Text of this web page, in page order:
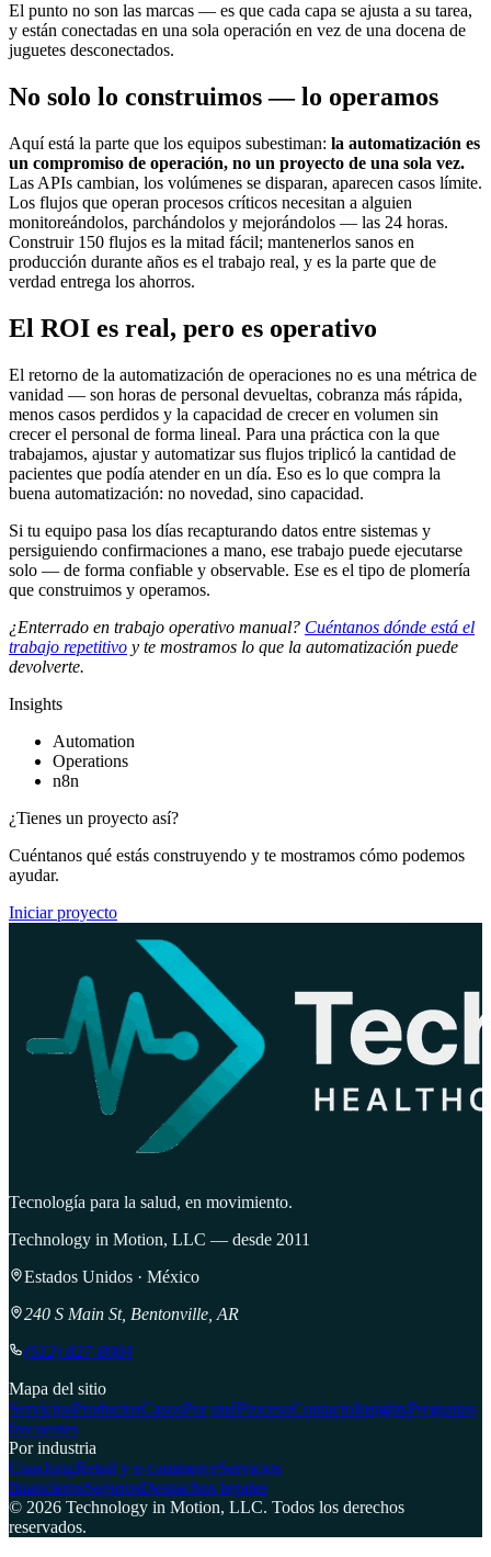
El punto no son las marcas — es que cada capa se ajusta a su tarea,
y están conectadas en una sola operación en vez de una docena de
juguetes desconectados.
No solo lo construimos — lo operamos
Aquí está la parte que los equipos subestiman: la automatización es
un compromiso de operación, no un proyecto de una sola vez.
Las APIs cambian, los volúmenes se disparan, aparecen casos límite.
Los flujos que operan procesos críticos necesitan a alguien
monitoreándolos, parchándolos y mejorándolos — las 24 horas.
Construir 150 flujos es la mitad fácil; mantenerlos sanos en
producción durante años es el trabajo real, y es la parte que de
verdad entrega los ahorros.
El ROI es real, pero es operativo
El retorno de la automatización de operaciones no es una métrica de
vanidad — son horas de personal devueltas, cobranza más rápida,
menos casos perdidos y la capacidad de crecer en volumen sin
crecer el personal de forma lineal. Para una práctica con la que
trabajamos, ajustar y automatizar sus flujos triplicó la cantidad de
pacientes que podía atender en un día. Eso es lo que compra la
buena automatización: no novedad, sino capacidad.
Si tu equipo pasa los días recapturando datos entre sistemas y
persiguiendo confirmaciones a mano, ese trabajo puede ejecutarse
solo — de forma confiable y observable. Ese es el tipo de plomería
que construimos y operamos.
¿Enterrado en trabajo operativo manual? Cuéntanos dónde está el
trabajo repetitivo y te mostramos lo que la automatización puede
devolverte.
Insights
Automation
Operations
n8n
¿Tienes un proyecto así?
Cuéntanos qué estás construyendo y te mostramos cómo podemos
ayudar.
Iniciar proyecto
Tecnología para la salud, en movimiento.
Technology in Motion, LLC — desde 2011
Estados Unidos · México
240 S Main St, Bentonville, AR
(512) 827-8004
Mapa del sitio
ServiciosProductosCasosPor quéProcesoContactoInsightsPreguntas
frecuentes
Por industria
CoachingRetail y e-commerceServicios
financierosSegurosDespachos legales
© 2026 Technology in Motion, LLC. Todos los derechos
reservados.